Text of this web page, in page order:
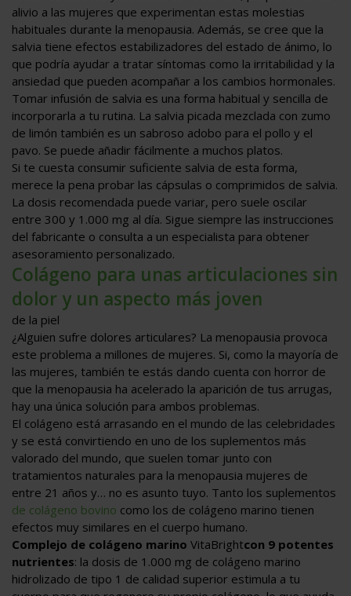
alivio a las mujeres que experimentan estas molestias
habituales durante la menopausia. Además, se cree que la
salvia tiene efectos estabilizadores del estado de ánimo, lo
que podría ayudar a tratar síntomas como la irritabilidad y la
ansiedad que pueden acompañar a los cambios hormonales.
Tomar infusión de salvia es una forma habitual y sencilla de
incorporarla a tu rutina. La salvia picada mezclada con zumo
de limón también es un sabroso adobo para el pollo y el
pavo. Se puede añadir fácilmente a muchos platos.
Si te cuesta consumir suficiente salvia de esta forma,
merece la pena probar las cápsulas o comprimidos de salvia.
La dosis recomendada puede variar, pero suele oscilar
entre 300 y 1.000 mg al día. Sigue siempre las instrucciones
del fabricante o consulta a un especialista para obtener
asesoramiento personalizado.
Colágeno para unas articulaciones sin
dolor y un aspecto más joven
de la piel
¿Alguien sufre dolores articulares? La menopausia provoca
este problema a millones de mujeres. Si, como la mayoría de
las mujeres, también te estás dando cuenta con horror de
que la menopausia ha acelerado la aparición de tus arrugas,
hay una única solución para ambos problemas.
El colágeno está arrasando en el mundo de las celebridades
y se está convirtiendo en uno de los suplementos más
valorado del mundo, que suelen tomar junto con
tratamientos naturales para la menopausia mujeres de
entre 21 años y… no es asunto tuyo. Tanto los suplementos
de colágeno bovino como los de colágeno marino tienen
efectos muy similares en el cuerpo humano.
Complejo de colágeno marino VitaBrightcon 9 potentes
nutrientes: la dosis de 1.000 mg de colágeno marino
hidrolizado de tipo 1 de calidad superior estimula a tu